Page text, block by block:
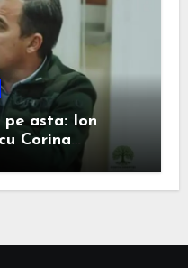
asta: Ion
Corina
l-a ajutat pe